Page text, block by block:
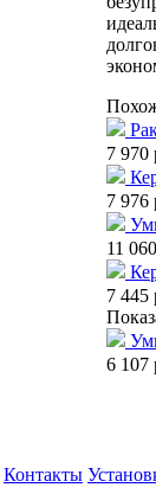
7 970
7 976
11
7 445
6 107
Контакты